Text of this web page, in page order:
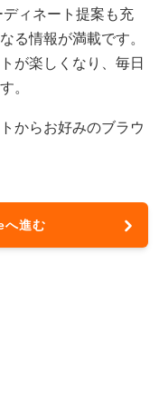
ィネート提案も充
る情報が満載です。
が楽しくなり、毎日
。
からお好みのブラウ
へ進む